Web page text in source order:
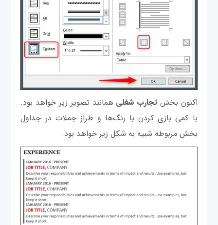
اکنون بخش تجارب شغلی همانند تصویر زیر خواهد بود.
با کمی بازی کردن با رنگ‌ها و طراز جملات در جداول
بخش مربوطه شبیه به شکل زیر خواهد بود.